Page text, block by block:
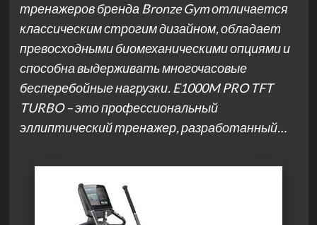
тренажеров бренда Bronze Gym отличается
классическим строгим дизайном, обладает
превосходными биомеханическими опциями и
способна выдерживать многочасовые
бесперебойные нагрузки. E1000M PRO TFT
TURBO – это профессиональный
эллиптический тренажер, разработанный…